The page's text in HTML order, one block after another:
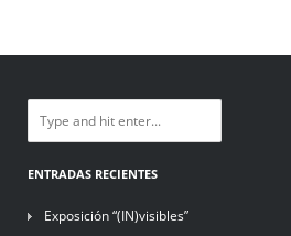
ENTRADAS RECIENTES
Exposición “(IN)visibles”